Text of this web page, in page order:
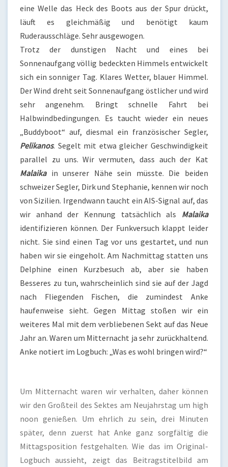
eine Welle das Heck des Boots aus der Spur drückt,
läuft es gleichmäßig und benötigt kaum
Ruderausschläge. Sehr ausgewogen.
Trotz der dunstigen Nacht und eines bei
Sonnenaufgang völlig bedeckten Himmels entwickelt
sich ein sonniger Tag. Klares Wetter, blauer Himmel.
Der Wind dreht seit Sonnenaufgang östlicher und wird
sehr angenehm. Bringt schnelle Fahrt bei
Halbwindbedingungen. Es taucht wieder ein neues
„Buddyboot“ auf, diesmal ein französischer Segler,
Pelikanos. Segelt mit etwa gleicher Geschwindigkeit
parallel zu uns. Wir vermuten, dass auch der Kat
Malaika in unserer Nähe sein müsste. Die beiden
schweizer Segler, Dirk und Stephanie, kennen wir noch
von Sizilien. Irgendwann taucht ein AIS-Signal auf, das
wir anhand der Kennung tatsächlich als Malaika
identifizieren können. Der Funkversuch klappt leider
nicht. Sie sind einen Tag vor uns gestartet, und nun
haben wir sie eingeholt. Am Nachmittag statten uns
Delphine einen Kurzbesuch ab, aber sie haben
Besseres zu tun, wahrscheinlich sind sie auf der Jagd
nach Fliegenden Fischen, die zumindest Anke
haufenweise sieht. Gegen Mittag stoßen wir ein
weiteres Mal mit dem verbliebenen Sekt auf das Neue
Jahr an. Waren um Mitternacht ja sehr zurückhaltend.
Anke notiert im Logbuch: „Was es wohl bringen wird?“
Um Mitternacht waren wir verhalten, daher können
wir den Großteil des Sektes am Neujahrstag um high
noon genießen. Um ehrlich zu sein, drei Minuten
später, denn zuerst hat Anke ganz sorgfältig die
Mittagsposition festgehalten. Wie das im Original-
Logbuch aussieht, zeigt das Beitragstitelbild am